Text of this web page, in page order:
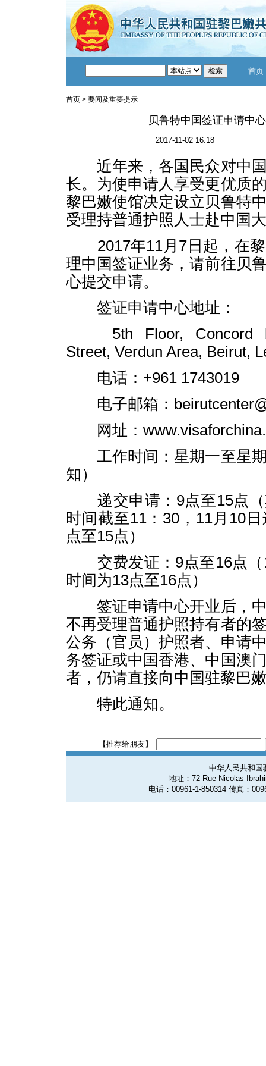
首页
首页 > 要闻及重要提示
贝鲁特中国签证申请中
2017-11-02 16:18
近年来，各国民众对中国
长。为使申请人享受更优质
黎巴嫩使馆决定设立贝鲁特
受理持普通护照人士赴中国
2017年11月7日起，在黎
理中国签证业务，请前往贝
心提交申请。
签证申请中心地址：
5th Floor, Concord
Street, Verdun Area, Beirut,
电话：+961 1743019
电子邮箱：
网址：
工作时间：星期一至星期
知）
递交申请：9点至15点（
时间截至11：30，11月10
点至15点）
交费发证：9点至16点（
时间为13点至16点）
签证申请中心开业后，中
不再受理普通护照持有者的
公务（官员）护照者、申请
务签证或中国香港、中国澳
者，仍请直接向中国驻黎巴
特此通知。
【推荐给朋友】
中华人民共和国
地址：72 Rue Nicolas
电话：00961-1-850314 传真：